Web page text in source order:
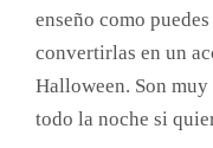
enseño como
convertirlas en un
Halloween. Son
todo la noche si